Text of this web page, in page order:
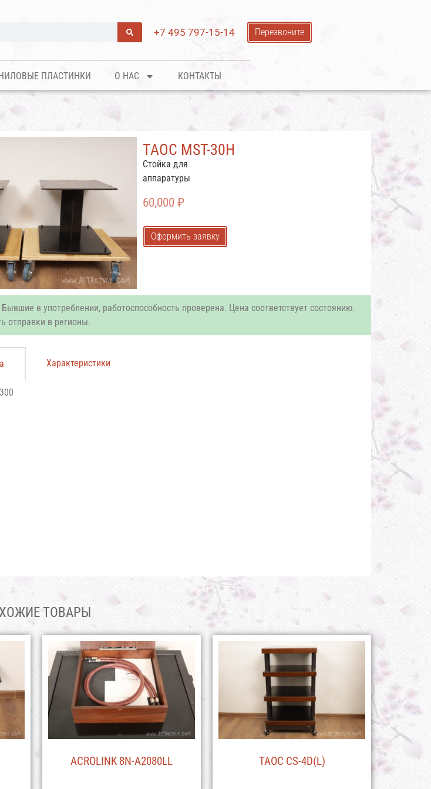
+7 495 797-15-14 Перезвоните
ПЛАСТИНКИ О НАС КОНТАКТЫ
TAOC MST-30H
Стойка для
аппаратуры
60,000 ₽
Оформить заявку
в употреблении, работоспособность проверена. Цена соответствует состоянию.
отправки в регионы.
Характеристики
ТОВАРЫ
ACROLINK 8N-A2080LL TAOC CS-4D(L)